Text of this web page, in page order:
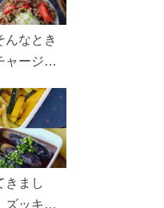
んなとき
ャージ！
ましょ
きまし
ズッキー